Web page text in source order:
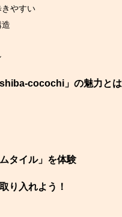
やすい
cocochi」の魅力とは
タイル」を体験
り入れよう！